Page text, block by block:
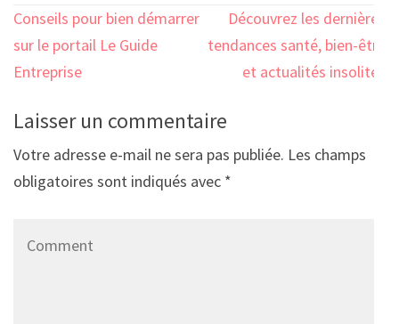
Navigation
de
l’article
Conseils pour bien démarrer
sur le portail Le Guide
Entreprise
Découvrez les dernières
tendances santé, bien-être
et actualités insolites
Laisser un commentaire
Votre adresse e-mail ne sera pas publiée. Les champs
obligatoires sont indiqués avec *